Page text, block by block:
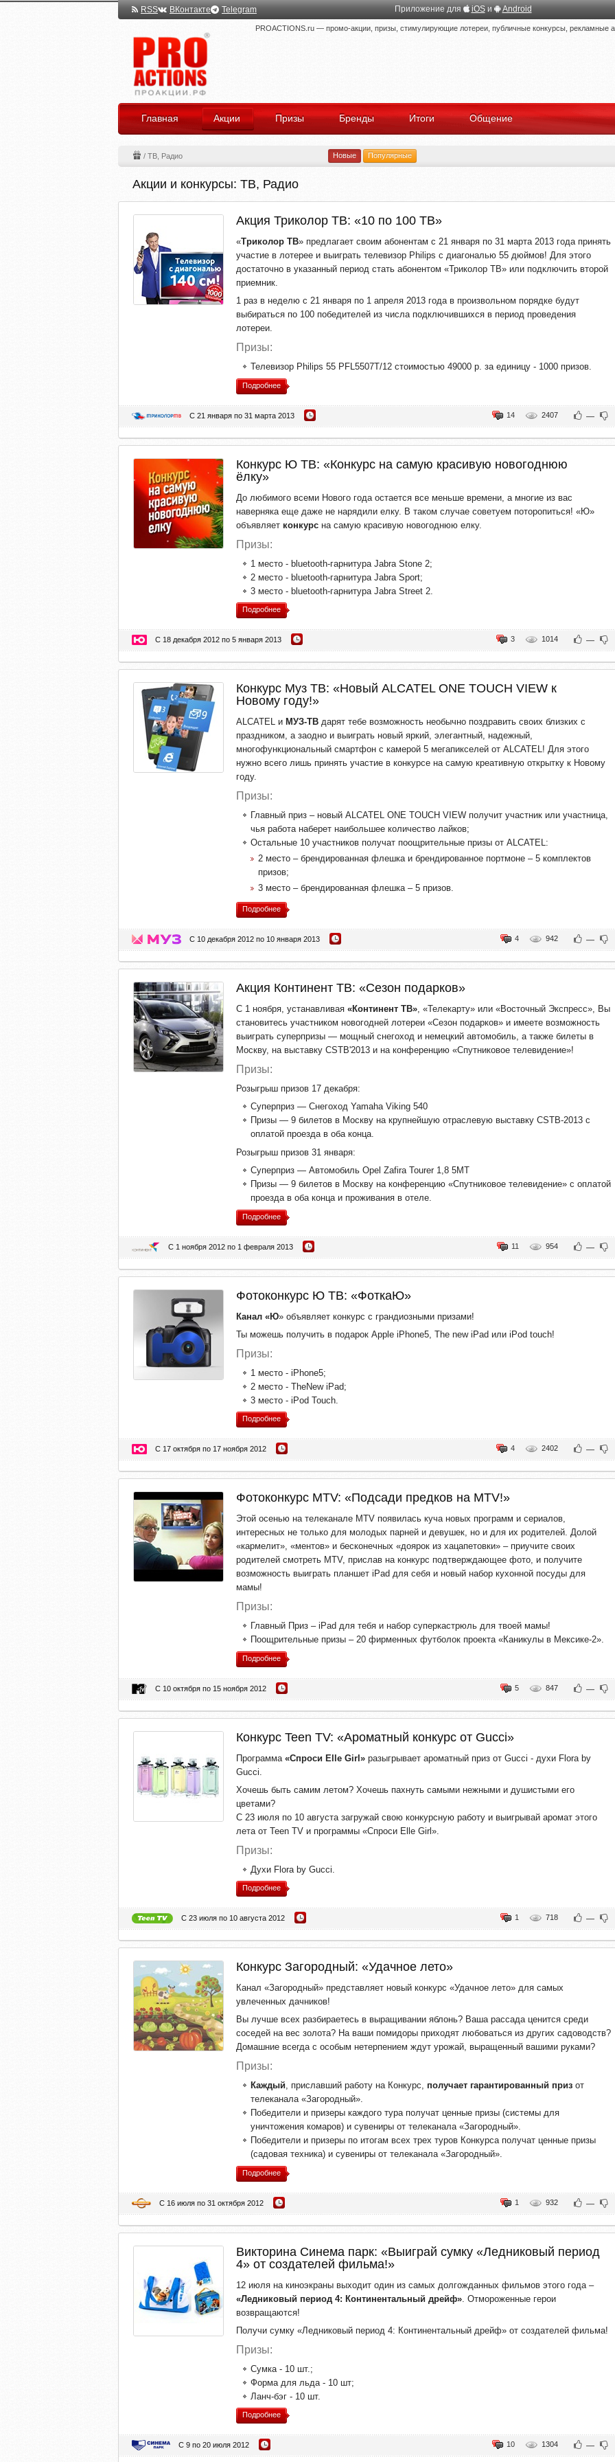
RSS ВКонтакте Telegram Приложение для iOSи Android
PROACTIONS.ru — промо-акции, призы, стимулирующие лотереи, публичные конкурсы, рекламные
Главная Акции Призы Бренды Итоги Общение
Новые Популярные
/ ТВ, Радио
Акции и конкурсы: ТВ, Радио
Акция Триколор ТВ: «10 по 100 ТВ»
«Триколор ТВ» предлагает своим абонентам с 21 января по 31 марта 2013 года принять
участие в лотерее и выиграть телевизор Philips с диагональю 55 дюймов! Для этого
достаточно в указанный период стать абонентом «Триколор ТВ» или подключить второй
приемник.
1 раз в неделю с 21 января по 1 апреля 2013 года в произвольном порядке будут
выбираться по 100 победителей из числа подключившихся в период проведения
лотереи.
Призы:
Телевизор Philips 55 PFL5507T/12 стоимостью 49000 р. за единицу - 1000 призов.
Подробнее
С 21 января по 31 марта 2013 —
2407
14
Конкурс Ю ТВ: «Конкурс на самую красивую новогоднюю
ёлку»
До любимого всеми Нового года остается все меньше времени, а многие из вас
наверняка еще даже не нарядили елку. В таком случае советуем поторопиться! «Ю»
объявляет конкурс на самую красивую новогоднюю елку.
Призы:
1 место - bluetooth-гарнитура Jabra Stone 2;
2 место - bluetooth-гарнитура Jabra Sport;
3 место - bluetooth-гарнитура Jabra Street 2.
Подробнее
С 18 декабря 2012 по 5 января 2013 —
1014
3
Конкурс Муз ТВ: «Новый ALCATEL ONE TOUCH VIEW к
Новому году!»
ALCATEL и МУЗ-ТВ дарят тебе возможность необычно поздравить своих близких с
праздником, а заодно и выиграть новый яркий, элегантный, надежный,
многофункциональный смартфон с камерой 5 мегапикселей от ALCATEL! Для этого
нужно всего лишь принять участие в конкурсе на самую креативную открытку к Новому
году.
Призы:
Главный приз – новый ALCATEL ONE TOUCH VIEW получит участник или участница,
чья работа наберет наибольшее количество лайков;
Остальные 10 участников получат поощрительные призы от ALCATEL:
2 место – брендированная флешка и брендированное портмоне – 5 комплектов
призов;
3 место – брендированная флешка – 5 призов.
Подробнее
С 10 декабря 2012 по 10 января 2013 —
942
4
Акция Континент ТВ: «Сезон подарков»
С 1 ноября, устанавливая «Континент ТВ» , «Телекарту» или «Восточный Экспресс», Вы
становитесь участником новогодней лотереи «Сезон подарков» и имеете возможность
выиграть суперпризы — мощный снегоход и немецкий автомобиль, а также билеты в
Москву, на выставку CSTB'2013 и на конференцию «Спутниковое телевидение»!
Призы:
Розыгрыш призов 17 декабря:
Суперприз — Снегоход Yamaha Viking 540
Призы — 9 билетов в Москву на крупнейшую отраслевую выставку CSTB-2013 с
оплатой проезда в оба конца.
Розыгрыш призов 31 января:
Суперприз — Автомобиль Opel Zafira Tourer 1,8 5MT
Призы — 9 билетов в Москву на конференцию «Спутниковое телевидение» с оплатой
проезда в оба конца и проживания в отеле.
Подробнее
С 1 ноября 2012 по 1 февраля 2013 —
954
11
Фотоконкурс Ю ТВ: «ФоткаЮ»
Канал «Ю» объявляет конкурс с грандиозными призами!
Ты можешь получить в подарок Apple iPhone5, The new iPad или iPod touch!
Призы:
1 место - iPhone5;
2 место - TheNew iPad;
3 место - iPod Touch.
Подробнее
С 17 октября по 17 ноября 2012 —
2402
4
Фотоконкурс MTV: «Подсади предков на MTV!»
Этой осенью на телеканале MTV появилась куча новых программ и сериалов,
интересных не только для молодых парней и девушек, но и для их родителей. Долой
«кармелит», «ментов» и бесконечных «доярок из хацапетовки» – приучите своих
родителей смотреть MTV, прислав на конкурс подтверждающее фото, и получите
возможность выиграть планшет iPad для себя и новый набор кухонной посуды для
мамы!
Призы:
Главный Приз – iPad для тебя и набор суперкастрюль для твоей мамы!
Поощрительные призы – 20 фирменных футболок проекта «Каникулы в Мексике-2».
Подробнее
С 10 октября по 15 ноября 2012 —
847
5
Конкурс Teen TV: «Ароматный конкурс от Gucci»
Программа «Спроси Elle Girl» разыгрывает ароматный приз от Gucci - духи Flora by
Gucci.
Хочешь быть самим летом? Хочешь пахнуть самыми нежными и душистыми его
цветами?
С 23 июля по 10 августа загружай свою конкурсную работу и выигрывай аромат этого
лета от Teen TV и программы «Спроси Elle Girl».
Призы:
Духи Flora by Gucci.
Подробнее
С 23 июля по 10 августа 2012 —
718
1
Конкурс Загородный: «Удачное лето»
Канал «Загородный» представляет новый конкурс «Удачное лето» для самых
увлеченных дачников!
Вы лучше всех разбираетесь в выращивании яблонь? Ваша рассада ценится среди
соседей на вес золота? На ваши помидоры приходят любоваться из других садоводств?
Домашние всегда с особым нетерпением ждут урожай, выращенный вашими руками?
Призы:
Каждый, приславший работу на Конкурс, получает гарантированный приз от
телеканала «Загородный».
Победители и призеры каждого тура получат ценные призы (системы для
уничтожения комаров) и сувениры от телеканала «Загородный».
Победители и призеры по итогам всех трех туров Конкурса получат ценные призы
(садовая техника) и сувениры от телеканала «Загородный».
Подробнее
С 16 июля по 31 октября 2012 —
932
1
Викторина Синема парк: «Выиграй сумку «Ледниковый период
4» от создателей фильма!»
12 июля на киноэкраны выходит один из самых долгожданных фильмов этого года –
«Ледниковый период 4: Континентальный дрейф» . Отмороженные герои
возвращаются!
Получи сумку «Ледниковый период 4: Континентальный дрейф» от создателей фильма!
Призы:
Сумка - 10 шт.;
Форма для льда - 10 шт;
Ланч-бэг - 10 шт.
Подробнее
С 9 по 20 июля 2012 —
1304
10